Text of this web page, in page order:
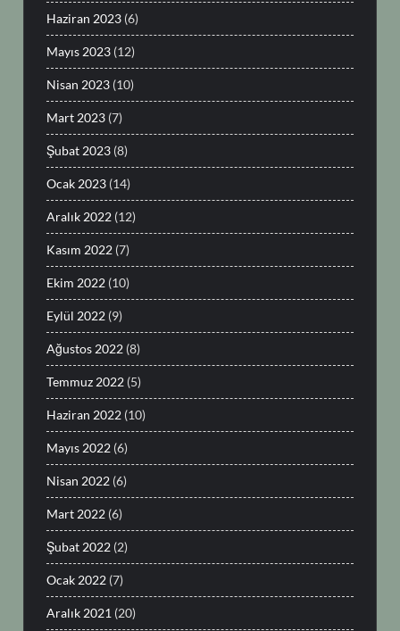
Haziran 2023 (6)
Mayıs 2023 (12)
Nisan 2023 (10)
Mart 2023 (7)
Şubat 2023 (8)
Ocak 2023 (14)
Aralık 2022 (12)
Kasım 2022 (7)
Ekim 2022 (10)
Eylül 2022 (9)
Ağustos 2022 (8)
Temmuz 2022 (5)
Haziran 2022 (10)
Mayıs 2022 (6)
Nisan 2022 (6)
Mart 2022 (6)
Şubat 2022 (2)
Ocak 2022 (7)
Aralık 2021 (20)